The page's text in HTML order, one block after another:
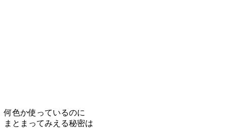
何色か使っているのに
まとまってみえる秘密は